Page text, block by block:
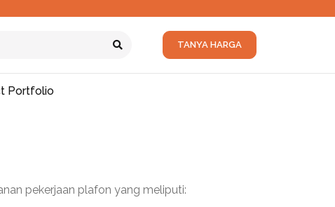
TANYA HARGA
Portfolio
pekerjaan plafon yang meliputi: